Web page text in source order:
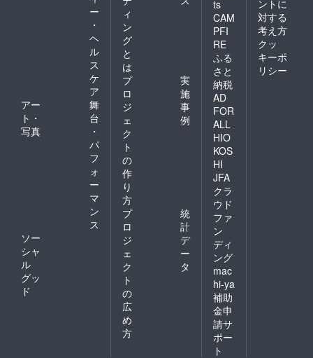
ー
・
ヘ
ル
ス
ケ
ア
アー
ト・
写真
舞
台
・
パ
フ
ォ
ー
マ
ン
ス
ソー
シャ
ル
グッ
ド
ィ
ン
グ
と
は
プ
ロ
ジ
ェ
ク
ト
の
作
り
方
実
施
事
例
プ
ロ
ジ
ェ
ク
ト
の
広
め
方
統
計
デ
ー
タ
ts
CAM
PFI
RE
ふる
さと
納税
AD
FOR
ALL
HIO
KOS
HI
JFA
クラ
ウド
ファ
ン
ディ
ング
mac
hi-ya
補助
金申
請サ
ポー
ト
ントに
対する
考え方
クッ
キーポ
リシー